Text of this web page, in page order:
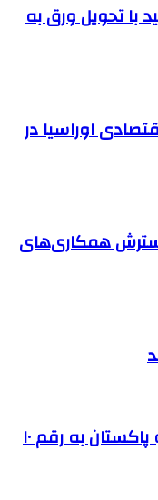
با تحویل ورق به
اوراسیا در
گسترش همکاری‌های
افزایش حجم تجارت بین ایران و پاکستان به رقم ۱۰